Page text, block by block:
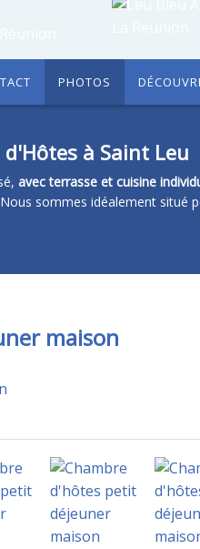
PHOTOS
d'Hôtes à Saint Leu
avec terrasse et cuisine
sommes idéalement situé
maison